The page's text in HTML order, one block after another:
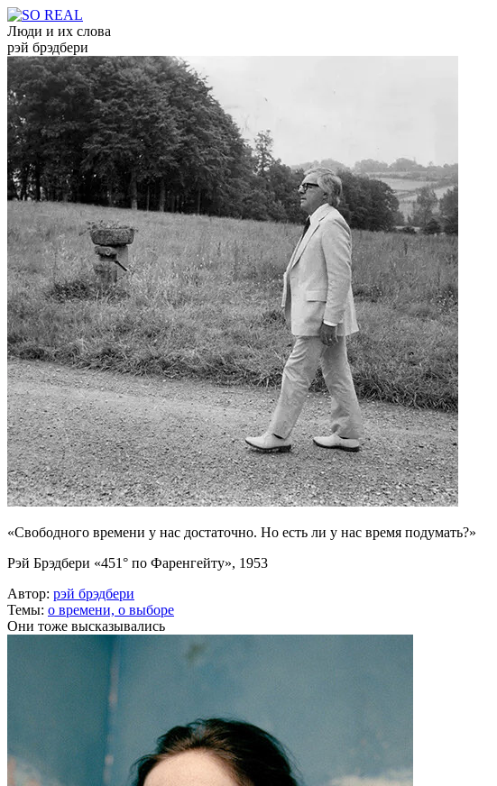
Люди и их слова
рэй брэдбери
«Свободного времени у нас достаточно. Но есть ли у нас время подумать?»
Рэй Брэдбери «451° по Фаренгейту», 1953
Автор: рэй брэдбери
Темы: о времени, о выборе
Они тоже высказывались